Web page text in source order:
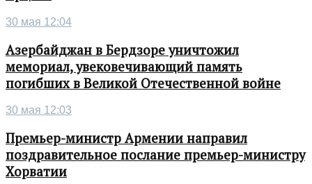
30 мая 12:04
Азербайджан в Бердзоре уничтожил
мемориал, увековечивающий память
погибших в Великой Отечественной войне
30 мая 12:03
Премьер-министр Армении направил
поздравительное послание премьер-министру
Хорватии